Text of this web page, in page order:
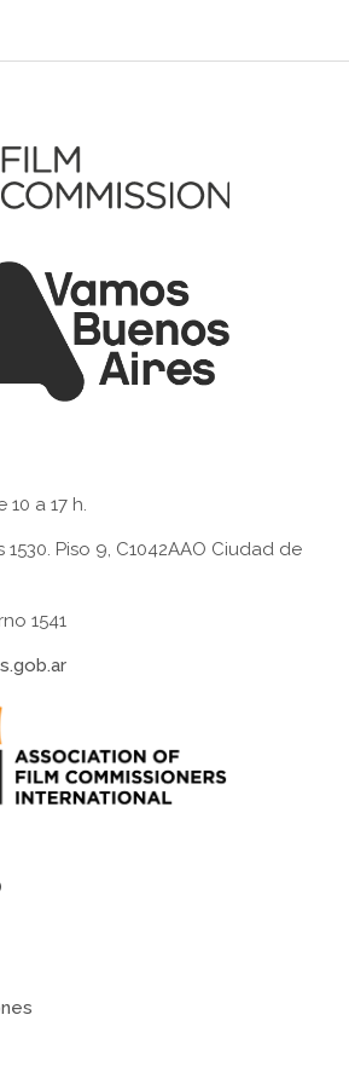
10 a 17 h.
Piso 9, C1042AAO Ciudad de
1541